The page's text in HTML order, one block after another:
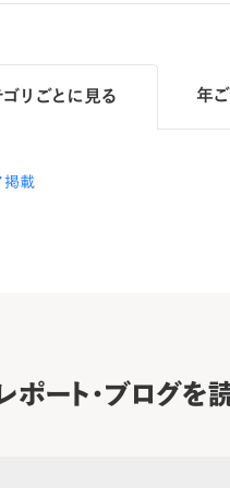
リ ごとに見る
掲載
年
ポート・ブログを